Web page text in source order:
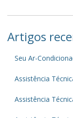
Artigos
Seu Ar-
Assistência
Assistência